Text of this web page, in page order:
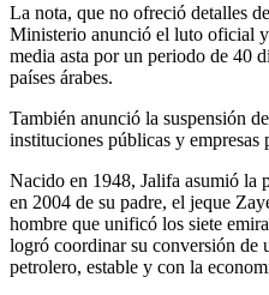
La nota, que no ofreció detalles
Ministerio anunció el luto oficial y
media asta por un periodo de 40
países árabes.
También anunció la suspensión
instituciones públicas y empresas
Nacido en 1948, Jalifa asumió la
en 2004 de su padre, el jeque
hombre que unificó los siete
logró coordinar su conversión de
petrolero, estable y con la